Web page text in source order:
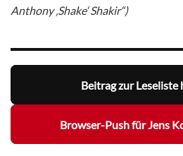
Anthony ‚Shake‘ Shakir“)
Beitrag zur Leseliste
Browser-Push für Jens